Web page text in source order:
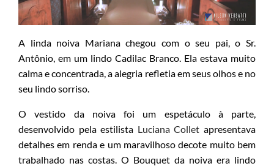
A linda noiva Mariana chegou com o seu pai, o Sr.
Antônio, em um lindo Cadilac Branco. Ela estava muito
calma e concentrada, a alegria refletia em seus olhos e no
seu lindo sorriso.
O vestido da noiva foi um espetáculo à parte,
desenvolvido pela estilista Luciana Collet apresentava
detalhes em renda e um maravilhoso decote muito bem
trabalhado nas costas. O Bouquet da noiva era lindo